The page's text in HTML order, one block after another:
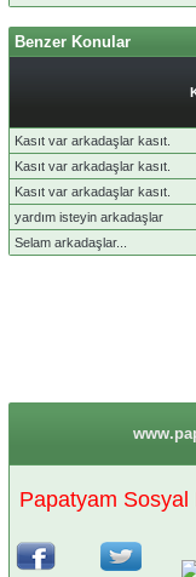
Benzer Konular
Kasıt var arkadaşlar kasıt.
Kasıt var arkadaşlar kasıt.
Kasıt var arkadaşlar kasıt.
yardım isteyin arkadaşlar
Selam arkadaşlar...
Papatyam Sosyal